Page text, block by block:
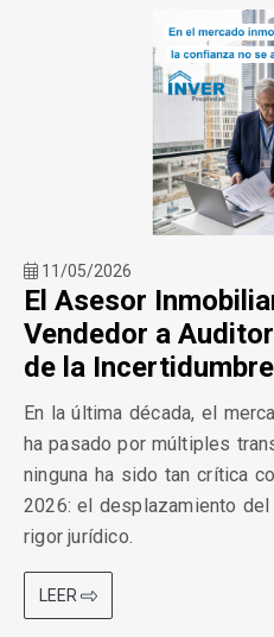
11/05/2026
El Asesor
Vendedor a
de la Incertidumbre
En la última década, el
ha pasado por múltiples
ninguna ha sido tan crítica
2026: el desplazamiento
rigor jurídico.
LEER